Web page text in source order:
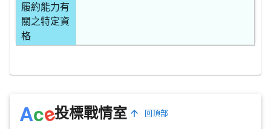
履約能力有
關之特定資
格
Ace投標戰情室 回頂部